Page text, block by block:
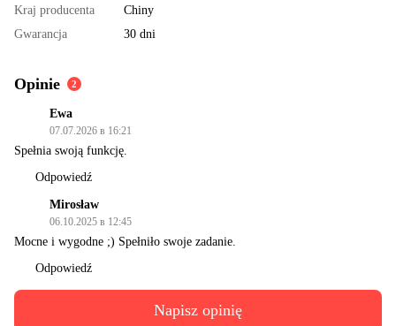
Kraj producenta
Chiny
Gwarancja
30 dni
Opinie 2
Ewa
07.07.2026 в 16:21
Spełnia swoją funkcję.
Odpowiedź
Mirosław
06.10.2025 в 12:45
Mocne i wygodne ;) Spełniło swoje zadanie.
Odpowiedź
Napisz opinię